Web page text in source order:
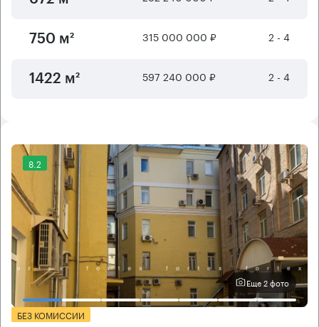
750 м² 315 000 000 ₽ 2 - 4
1422 м² 597 240 000 ₽ 2 - 4
8.2
Еще 2 фото
БЕЗ КОМИССИИ